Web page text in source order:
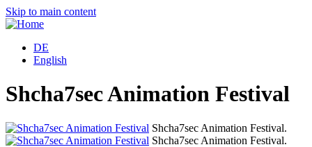
Skip to main content
DE
English
Shcha7sec Animation Festival
Shcha7sec Animation Festival.
Shcha7sec Animation Festival.